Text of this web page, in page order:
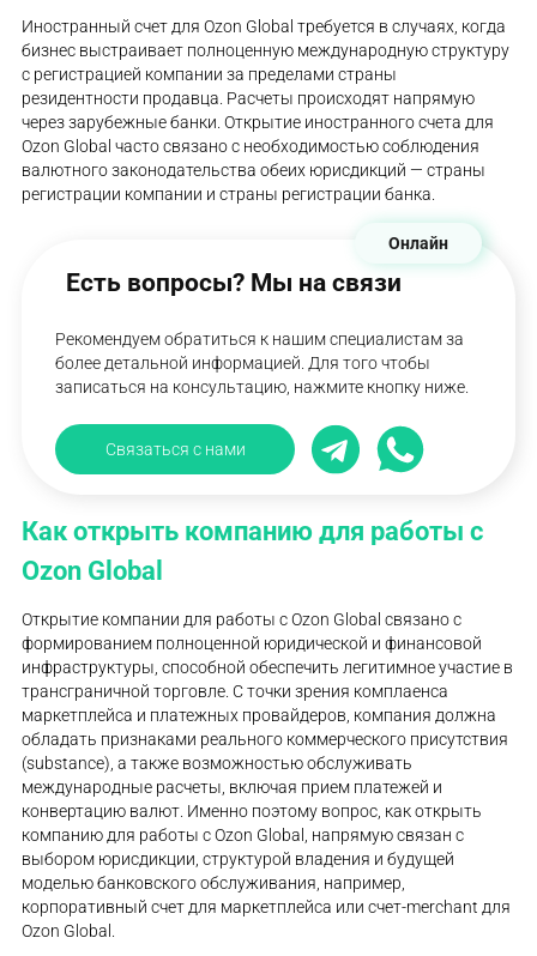
Иностранный счет для Ozon Global требуется в случаях, когда
бизнес выстраивает полноценную международную структуру
с регистрацией компании за пределами страны
резидентности продавца. Расчеты происходят напрямую
через зарубежные банки. Открытие иностранного счета для
Ozon Global часто связано с необходимостью соблюдения
валютного законодательства обеих юрисдикций — страны
регистрации компании и страны регистрации банка.
Есть вопросы? Мы на связи
Рекомендуем обратиться к нашим специалистам за
более детальной информацией. Для того чтобы
записаться на консультацию, нажмите кнопку ниже.
Связаться с нами
Онлайн
Как открыть компанию для работы с
Ozon Global
Открытие компании для работы с Ozon Global связано с
формированием полноценной юридической и финансовой
инфраструктуры, способной обеспечить легитимное участие в
трансграничной торговле. С точки зрения комплаенса
маркетплейса и платежных провайдеров, компания должна
обладать признаками реального коммерческого присутствия
(substance), а также возможностью обслуживать
международные расчеты, включая прием платежей и
конвертацию валют. Именно поэтому вопрос, как открыть
компанию для работы с Ozon Global, напрямую связан с
выбором юрисдикции, структурой владения и будущей
моделью банковского обслуживания, например,
корпоративный счет для маркетплейса или счет-merchant для
Ozon Global.